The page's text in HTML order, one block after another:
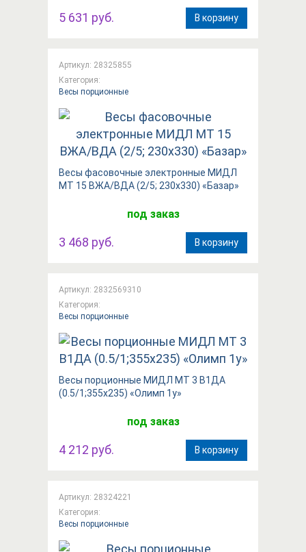
5 631 руб. В корзину
Артикул: 28325855
Категория:
Весы порционные
Весы фасовочные электронные МИДЛ
МТ 15 ВЖА/ВДА (2/5; 230x330) «Базар»
под заказ
3 468 руб. В корзину
Артикул: 2832569310
Категория:
Весы порционные
Весы порционные МИДЛ МТ 3 В1ДА
(0.5/1;355х235) «Олимп 1у»
под заказ
4 212 руб. В корзину
Артикул: 28324221
Категория:
Весы порционные